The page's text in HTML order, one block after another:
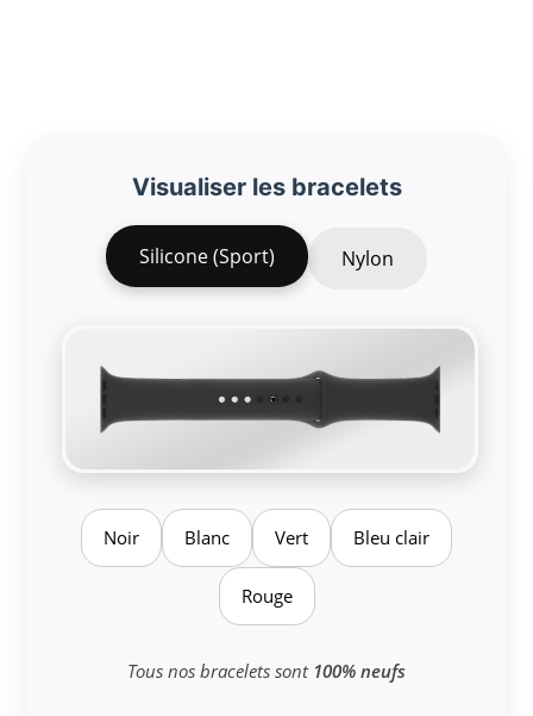
Visualiser les bracelets
Silicone (Sport) Nylon
Noir Blanc Vert Bleu clair
Rouge
Tous nos bracelets sont 100% neufs